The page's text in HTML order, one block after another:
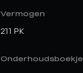
Vermogen
211 PK
Onderhoudsboekje